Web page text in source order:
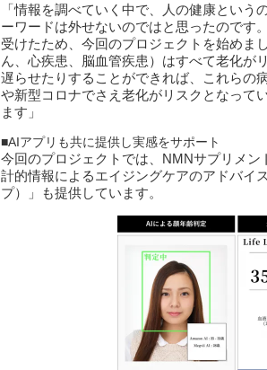
「情報を調べていく中で、人の健康とい
ーワードは外せないのではと思ったのです
受けたため、今回のプロジェクトを始めま
ん、心疾患、脳血管疾患）はすべて老化が
遅らせたりすることができれば、これらの
や新型コロナでさえ老化がリスクとなって
ます」
■AIアプリも共に提供し実感をサポート
今回のプロジェクトでは、NMNサプリメ
計的情報によるエイジングケアのアドバイ
プ）」も提供しています。